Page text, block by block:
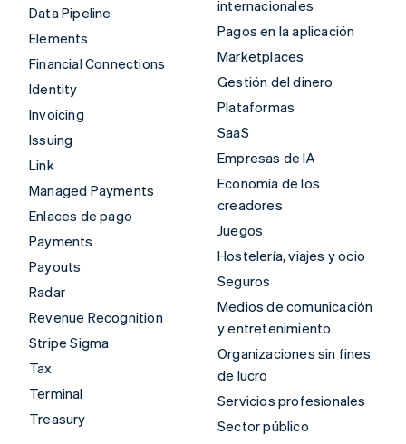
Data Pipeline
Elements
Financial Connections
Identity
Invoicing
Issuing
Link
Managed Payments
Enlaces de pago
Payments
Payouts
Radar
Revenue Recognition
Stripe Sigma
Tax
Terminal
Treasury
internacionales
Pagos en la aplicación
Marketplaces
Gestión del dinero
Plataformas
SaaS
Empresas de IA
Economía de los
creadores
Juegos
Hostelería, viajes y ocio
Seguros
Medios de comunicación
y entretenimiento
Organizaciones sin fines
de lucro
Servicios profesionales
Sector público